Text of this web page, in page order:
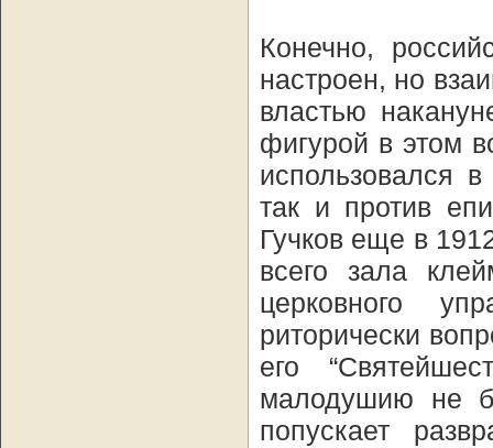
Конечно,
настроен, но
властью
фигурой в этом
использовался
так и против
Гучков еще в
всего зала
церковного
риторически
его
малодушию не
попускает